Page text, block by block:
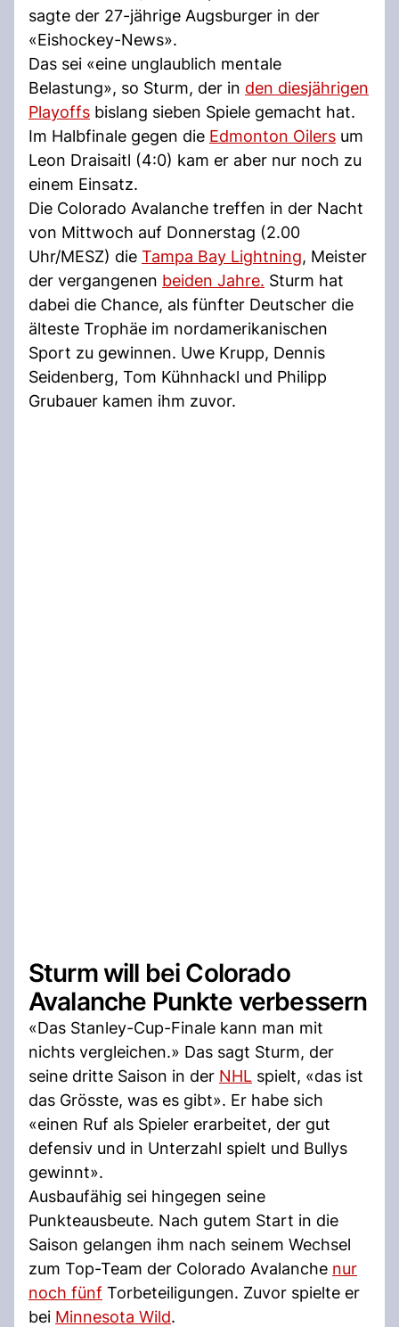
sagte der 27-jährige Augsburger in der
«Eishockey-News».
Das sei «eine unglaublich mentale
Belastung», so Sturm, der in den diesjährigen
Playoffs bislang sieben Spiele gemacht hat.
Im Halbfinale gegen die Edmonton Oilers um
Leon Draisaitl (4:0) kam er aber nur noch zu
einem Einsatz.
Die Colorado Avalanche treffen in der Nacht
von Mittwoch auf Donnerstag (2.00
Uhr/MESZ) die Tampa Bay Lightning, Meister
der vergangenen beiden Jahre. Sturm hat
dabei die Chance, als fünfter Deutscher die
älteste Trophäe im nordamerikanischen
Sport zu gewinnen. Uwe Krupp, Dennis
Seidenberg, Tom Kühnhackl und Philipp
Grubauer kamen ihm zuvor.
Sturm will bei Colorado
Avalanche Punkte verbessern
«Das Stanley-Cup-Finale kann man mit
nichts vergleichen.» Das sagt Sturm, der
seine dritte Saison in der NHL spielt, «das ist
das Grösste, was es gibt». Er habe sich
«einen Ruf als Spieler erarbeitet, der gut
defensiv und in Unterzahl spielt und Bullys
gewinnt».
Ausbaufähig sei hingegen seine
Punkteausbeute. Nach gutem Start in die
Saison gelangen ihm nach seinem Wechsel
zum Top-Team der Colorado Avalanche nur
noch fünf Torbeteiligungen. Zuvor spielte er
bei Minnesota Wild.